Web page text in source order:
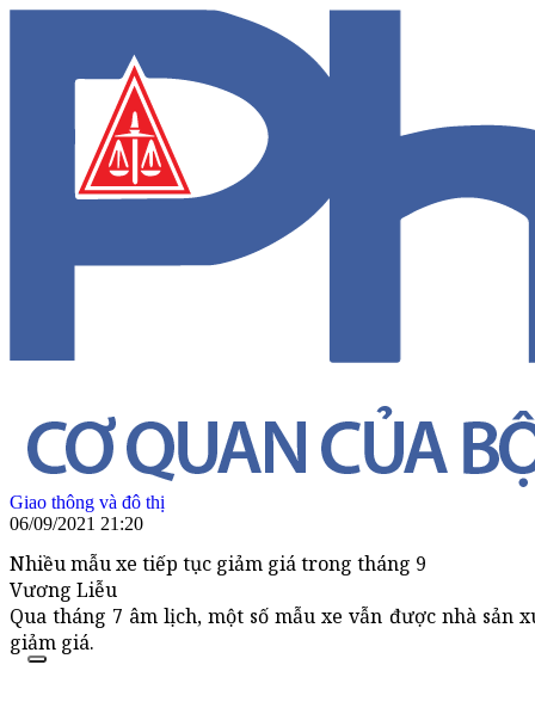
Giao thông và đô thị
06/09/2021 21:20
Nhiều mẫu xe tiếp tục giảm giá trong tháng 9
Vương Liễu
Qua tháng 7 âm lịch, một số mẫu xe vẫn được nhà
giảm giá.